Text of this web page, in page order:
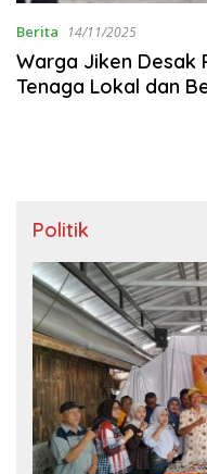
Berita 14/11/2025
Warga Jiken Desak
Tenaga Lokal dan
Politik